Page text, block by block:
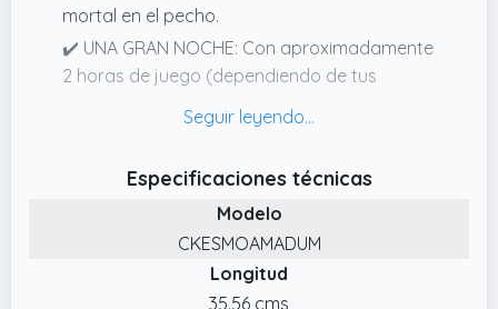
mortal en el pecho.
✔️ UNA GRAN NOCHE: Con aproximadamente
2 horas de juego (dependiendo de tus
3,5/5, este thriller de estilo "quién cometió el
para todos. Si no puedes resolver el caso,
encontrarás pistas y respuestas en línea.
✔️ 29 EVIDENCIAS FÍSICAS: Dentro del
expediente del caso encontrarás artículos de
periódico, fotografías de la investigación de
Especificaciones técnicas
Modelo
CKESMOAMADUM
Longitud
35.56 cms